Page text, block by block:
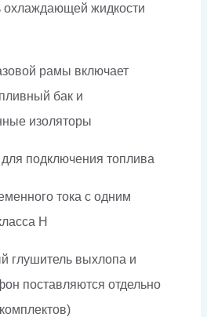
охлаждающей жидкости
рамы включает
бак и
изоляторы
подключения топлива
тока с одним
H
глушитель выхлопа и
поставляются отдельно